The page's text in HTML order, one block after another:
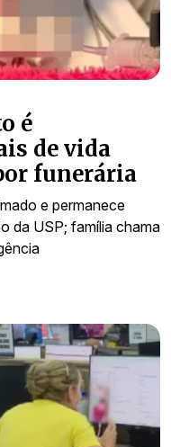
é
de vida
funerária
e permanece
da USP; família chama